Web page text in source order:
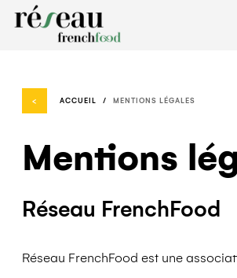
Skip
< ACCUEIL MENTIONS LÉGALES
Mentions
Réseau FrenchFood
Réseau FrenchFood est une